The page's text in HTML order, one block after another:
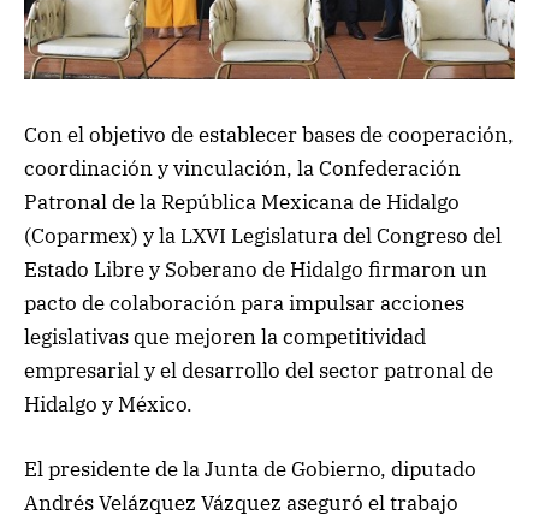
Con el objetivo de establecer bases de cooperación,
coordinación y vinculación, la Confederación
Patronal de la República Mexicana de Hidalgo
(Coparmex) y la LXVI Legislatura del Congreso del
Estado Libre y Soberano de Hidalgo firmaron un
pacto de colaboración para impulsar acciones
legislativas que mejoren la competitividad
empresarial y el desarrollo del sector patronal de
Hidalgo y México.
El presidente de la Junta de Gobierno, diputado
Andrés Velázquez Vázquez aseguró el trabajo